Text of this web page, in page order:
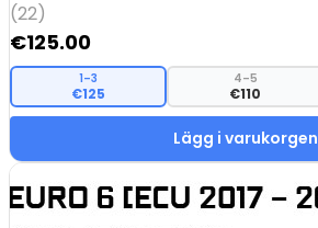
(22)
€125.00
1–3
€125
4–5
€110
Lägg i varukorgen